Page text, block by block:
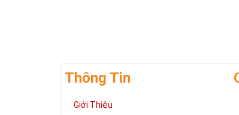
Thông Tin
Giới Thiệu